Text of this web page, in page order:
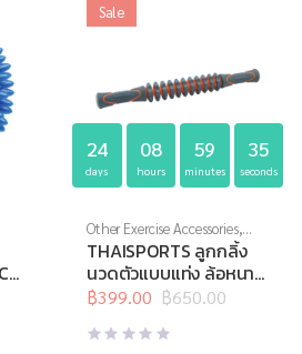
อ
Sale
24
days
08
hours
59
minutes
35
seconds
Other Exercise Accessories,
Thai Sports,อุปกรณ์คลายกล้าม
เนื้อ,อุปกรณ์นวด ,อุปกรณ์บริหาร
กาย,อุปกรณ์สุขภาพเพื่อผู้สูงวัย
THAISPORTS ลูกกลิ้ง
นวดตัวแบบแท่ง ล้อหนาม
H-1430
฿650.00
Original
price
was:
฿399.00
Current
price
is: